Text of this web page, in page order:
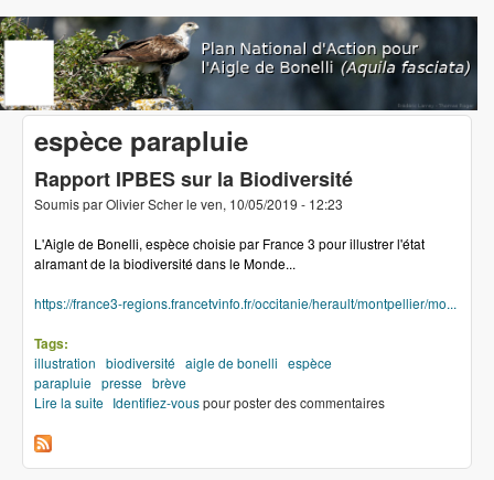
Aller au contenu principal
www.aigledebonelli.org
espèce parapluie
Rapport IPBES sur la Biodiversité
Soumis parOlivier Scherle ven, 10/05/2019 - 12:23
L'Aigle de Bonelli, espèce choisie par France 3 pour illustrer l'état
alramant de la biodiversité dans le Monde...
https://france3-regions.francetvinfo.fr/occitanie/herault/montpellier/mo...
Tags:
illustration biodiversité aigle de bonelli espèce
parapluie presse brève
Lire la suite de Rapport IPBES sur la Biodiversité
Identifiez-vouspour poster des commentaires